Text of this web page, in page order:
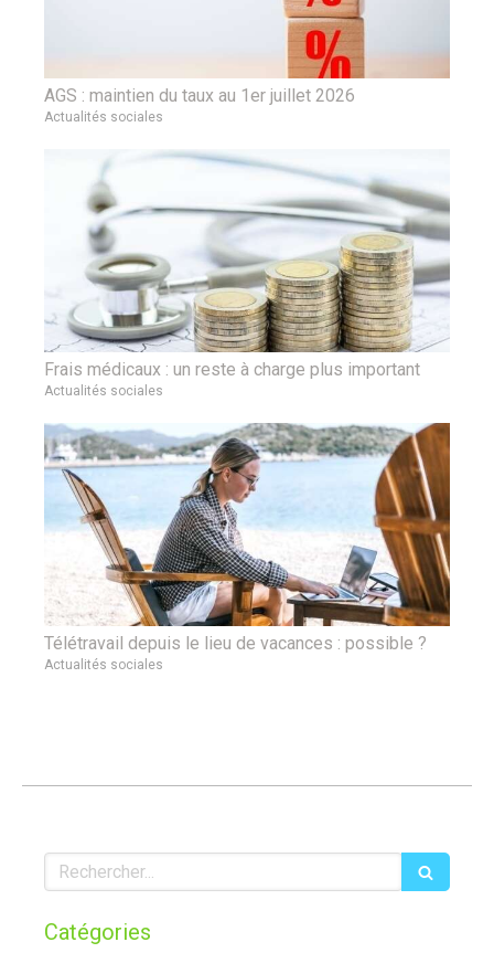
AGS : maintien du taux au 1er juillet 2026
Actualités sociales
Frais médicaux : un reste à charge plus important
Actualités sociales
Télétravail depuis le lieu de vacances : possible ?
Actualités sociales
Rechercher
Catégories